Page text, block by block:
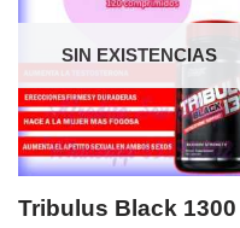
SIN EXISTENCIAS
Tribulus Black 1300